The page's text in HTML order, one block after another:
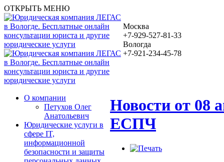
ОТКРЫТЬ МЕНЮ
Москва
+7-929-527-81-33
Вологда
+7-921-234-45-78
О компании
Петухов Олег
Анатольевич
Юридические услуги в
сфере IT,
информационной
безопасности и защиты
Новости от 08
ЕСПЧ